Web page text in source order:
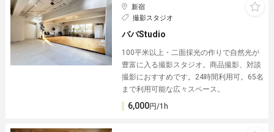
新宿
撮影スタジオ
ババStudio︎
100平米以上・二面採光の作りで自然光が
豊富に入る撮影スタジオ。商品撮影、対談
撮影におすすめです。24時間利用可。65名
まで利用可能な広々スペース。
6,000円/1h